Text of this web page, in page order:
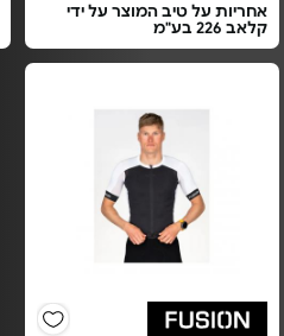
אחריות על טיב המוצר על ידי
קלאב 226 בע"מ